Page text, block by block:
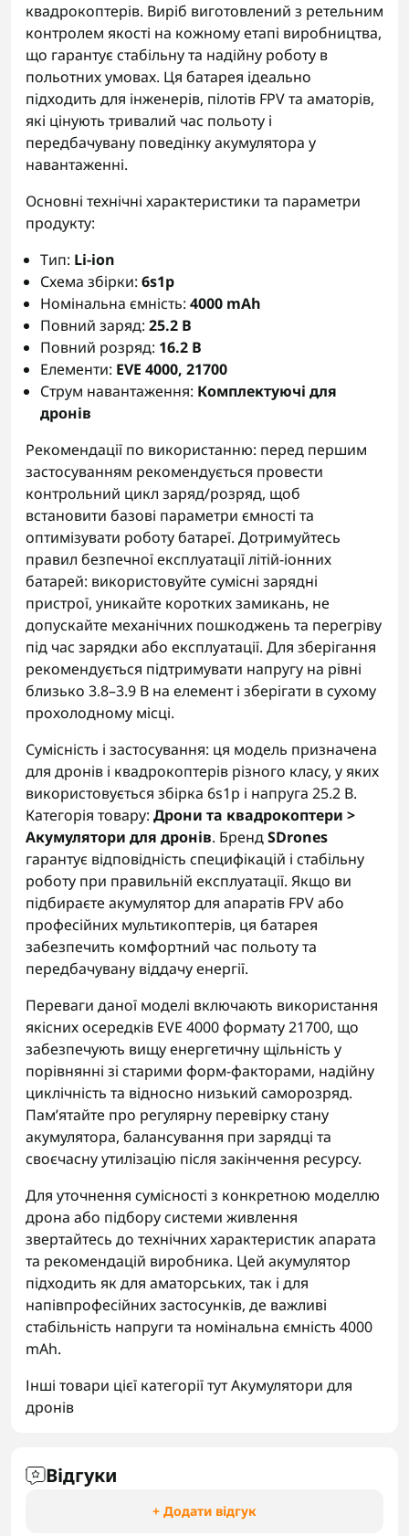
квадрокоптерів. Виріб виготовлений з ретельним
контролем якості на кожному етапі виробництва,
що гарантує стабільну та надійну роботу в
польотних умовах. Ця батарея ідеально
підходить для інженерів, пілотів FPV та аматорів,
які цінують тривалий час польоту і
передбачувану поведінку акумулятора у
навантаженні.
Основні технічні характеристики та параметри
продукту:
Тип: Li-ion
Схема збірки: 6s1p
Номінальна ємність: 4000 mAh
Повний заряд: 25.2 В
Повний розряд: 16.2 В
Елементи: EVE 4000, 21700
Струм навантаження: Комплектуючі для
дронів
Рекомендації по використанню: перед першим
застосуванням рекомендується провести
контрольний цикл заряд/розряд, щоб
встановити базові параметри ємності та
оптимізувати роботу батареї. Дотримуйтесь
правил безпечної експлуатації літій-іонних
батарей: використовуйте сумісні зарядні
пристрої, уникайте коротких замикань, не
допускайте механічних пошкоджень та перегріву
під час зарядки або експлуатації. Для зберігання
рекомендується підтримувати напругу на рівні
близько 3.8–3.9 В на елемент і зберігати в сухому
прохолодному місці.
Сумісність і застосування: ця модель призначена
для дронів і квадрокоптерів різного класу, у яких
використовується збірка 6s1p і напруга 25.2 В.
Категорія товару: Дрони та квадрокоптери >
Акумулятори для дронів. БрендSDrones
гарантує відповідність специфікацій і стабільну
роботу при правильній експлуатації. Якщо ви
підбираєте акумулятор для апаратів FPV або
професійних мультикоптерів, ця батарея
забезпечить комфортний час польоту та
передбачувану віддачу енергії.
Переваги даної моделі включають використання
якісних осередків EVE 4000 формату 21700, що
забезпечують вищу енергетичну щільність у
порівнянні зі старими форм-факторами, надійну
циклічність та відносно низький саморозряд.
Пам’ятайте про регулярну перевірку стану
акумулятора, балансування при зарядці та
своєчасну утилізацію після закінчення ресурсу.
Для уточнення сумісності з конкретною моделлю
дрона або підбору системи живлення
звертайтесь до технічних характеристик апарата
та рекомендацій виробника. Цей акумулятор
підходить як для аматорських, так і для
напівпрофесійних застосунків, де важливі
стабільність напруги та номінальна ємність 4000
mAh.
Інші товари цієї категорії тутАкумулятори для
дронів
Відгуки
+ Додати відгук